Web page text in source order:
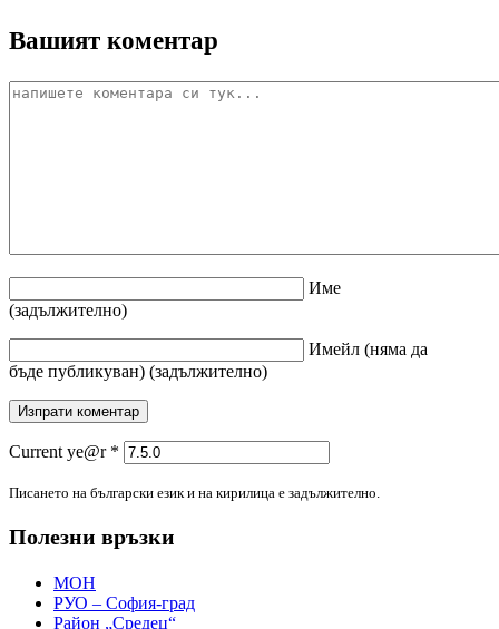
Вашият коментар
Име
(задължително)
Имейл (няма да
бъде публикуван) (задължително)
Current ye@r *
Писането на български език и на кирилица е задължително.
Полезни връзки
МОН
РУО – София-град
Район „Средец“